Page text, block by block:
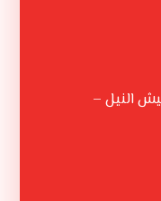
النيل –